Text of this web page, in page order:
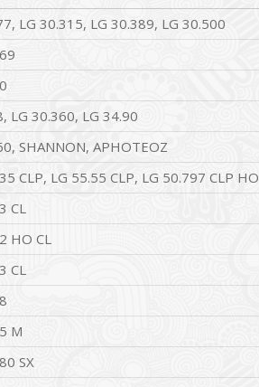
LG 30.315, LG 30.389, LG 30.500
LG 30.360, LG 34.90
SHANNON, APHOTEOZ
CLP, LG 55.55 CLP, LG 50.797 CLP HO
CL
HO CL
CL
M
SX